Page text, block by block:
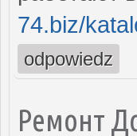
74.biz/
odpowiedz
Ремонт